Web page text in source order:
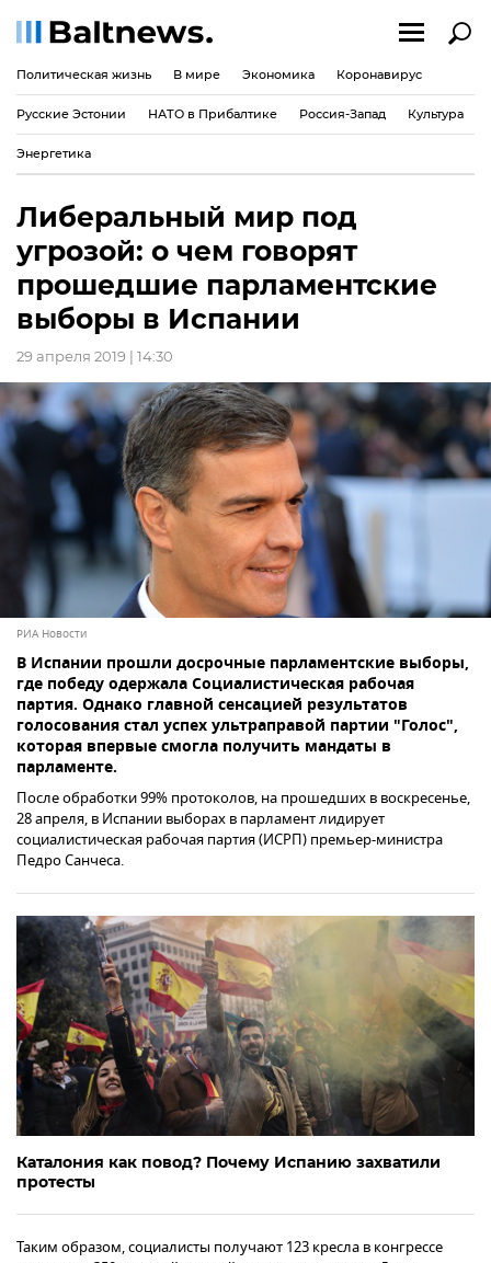
Политическая жизнь В мире Экономика Коронавирус
Русские Эстонии НАТО в Прибалтике Россия-Запад Культура
Энергетика
Либеральный мир под
угрозой: о чем говорят
прошедшие парламентские
выборы в Испании
29 апреля 2019 | 14:30
РИА Новости
В Испании прошли досрочные парламентские выборы,
где победу одержала Социалистическая рабочая
партия. Однако главной сенсацией результатов
голосования стал успех ультраправой партии "Голос",
которая впервые смогла получить мандаты в
парламенте.
После обработки 99% протоколов, на прошедших в воскресенье,
28 апреля, в Испании выборах в парламент лидирует
социалистическая рабочая партия (ИСРП) премьер-министра
Педро Санчеса.
Каталония как повод? Почему Испанию захватили
протесты
Таким образом, социалисты получают 123 кресла в конгрессе